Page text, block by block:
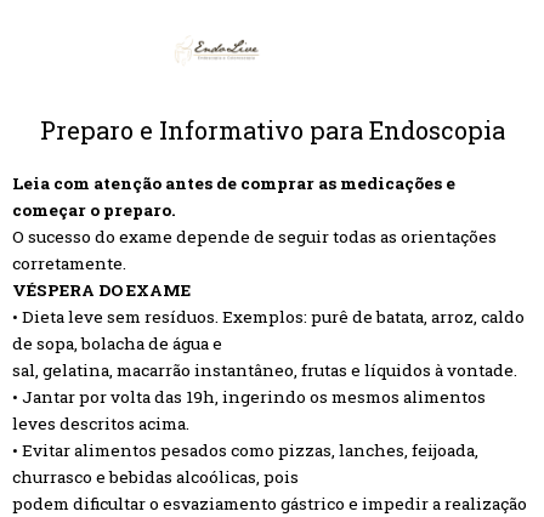
Preparo e Informativo para Endoscopia
Leia com atenção antes de comprar as medicações e
começar o preparo.
O sucesso do exame depende de seguir todas as orientações
corretamente.
VÉSPERA DO EXAME
• Dieta leve sem resíduos. Exemplos: purê de batata, arroz, caldo
de sopa, bolacha de água e
sal, gelatina, macarrão instantâneo, frutas e líquidos à vontade.
• Jantar por volta das 19h, ingerindo os mesmos alimentos
leves descritos acima.
• Evitar alimentos pesados como pizzas, lanches, feijoada,
churrasco e bebidas alcoólicas, pois
podem dificultar o esvaziamento gástrico e impedir a realização